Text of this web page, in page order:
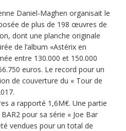
Daniel-Maghen organisait le
de plus de 198 œuvres de
dont une planche originale
de l’album «Astérix en
entre 130.000 et 150.000
euros. Le record pour un
de couverture du « Tour de
a rapporté 1,6M€. Une partie
pour sa série « Joe Bar
vendues pour un total de